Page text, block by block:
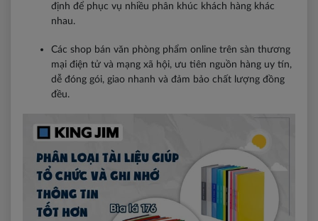
định để phục vụ nhiều phân khúc khách hàng khác
nhau.
Các shop bán văn phòng phẩm online trên sàn thương
mại điện tử và mạng xã hội, ưu tiên nguồn hàng uy tín,
dễ đóng gói, giao nhanh và đảm bảo chất lượng đồng
đều.